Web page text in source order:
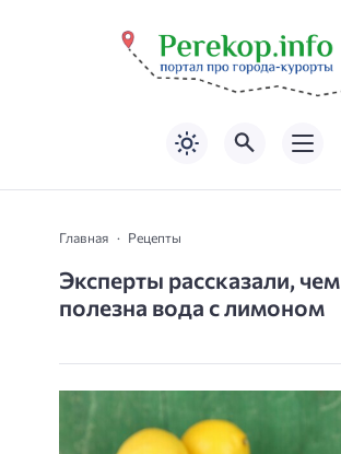
Главная Рецепты
Эксперты рассказали, чем
полезна вода с лимоном